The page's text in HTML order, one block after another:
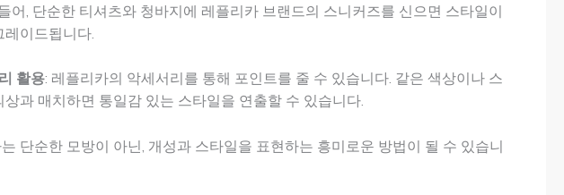
어, 단순한 티셔츠와 청바지에 레플리카 브랜드의 스니커즈를 신으면 스타일이
레이드됩니다.
활용: 레플리카의 악세서리를 통해 포인트를 줄 수 있습니다. 같은 색상이나 스
상과 매치하면 통일감 있는 스타일을 연출할 수 있습니다.
단순한 모방이 아닌, 개성과 스타일을 표현하는 흥미로운 방법이 될 수 있습니